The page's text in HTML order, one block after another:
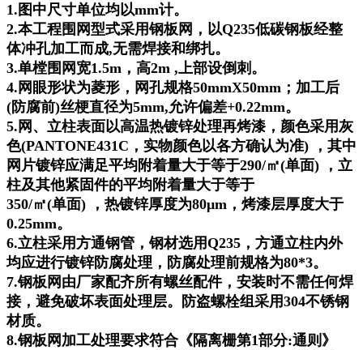
1.图中尺寸单位均以mm计。
2.本工程围网型式采用钢板网，以Q235低碳钢板经整
体冲孔加工而成,无需焊接和绑扎。
3.单樘围网宽1.5m，高2m ,上部设倒刺。
4.网眼形状为菱形，网孔规格50mmX50mm；加工后
(防腐前)丝梗直径为5mm,允许偏差+0.22mm。
5.网、立柱表面以高温热镀锌处理再烤漆，颜色采用灰
色(PANTONE431C，实物颜色以各方确认为准) ，其中
网片镀锌应满足平均附着量大于等于290/㎡(单面) ，立
柱及其他紧固件的平均附着量大于等于
350/㎡(单面) ，热镀锌厚度为80μm，烤漆层厚度大于
0.25mm。
6.立柱采用方通钢管，钢材选用Q235，方通立柱内外
均应进行镀锌防腐处理，防腐处理前规格为80*3。
7.钢板网由厂家配齐所有螺丝配件，安装时不需任何焊
接，避免破坏表面处理层。防盗螺栓组采用304不锈钢
材质。
8.钢板网加工处理要求符合《隔离栅第1部分:通则》